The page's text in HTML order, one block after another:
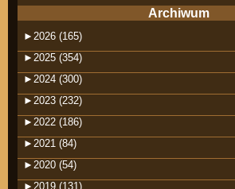
Archiwum
► 2026 (165)
► 2025 (354)
► 2024 (300)
► 2023 (232)
► 2022 (186)
► 2021 (84)
► 2020 (54)
► 2019 (131)